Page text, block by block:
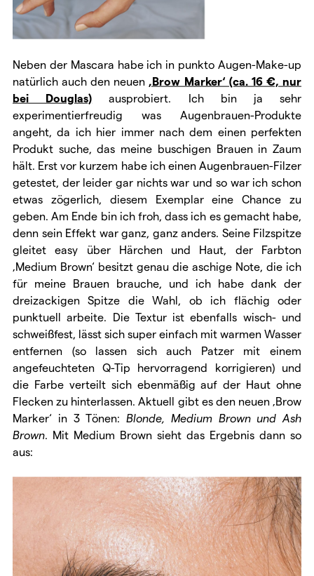
Neben der Mascara habe ich in punkto Augen-Make-up
natürlich auch den neuen ‚Brow Marker‘ (ca. 16 €, nur
bei Douglas) ausprobiert. Ich bin ja sehr
experimentierfreudig was Augenbrauen-Produkte
angeht, da ich hier immer nach dem einen perfekten
Produkt suche, das meine buschigen Brauen in Zaum
hält. Erst vor kurzem habe ich einen Augenbrauen-Filzer
getestet, der leider gar nichts war und so war ich schon
etwas zögerlich, diesem Exemplar eine Chance zu
geben. Am Ende bin ich froh, dass ich es gemacht habe,
denn sein Effekt war ganz, ganz anders. Seine Filzspitze
gleitet easy über Härchen und Haut, der Farbton
‚Medium Brown‘ besitzt genau die aschige Note, die ich
für meine Brauen brauche, und ich habe dank der
dreizackigen Spitze die Wahl, ob ich flächig oder
punktuell arbeite. Die Textur ist ebenfalls wisch- und
schweißfest, lässt sich super einfach mit warmen Wasser
entfernen (so lassen sich auch Patzer mit einem
angefeuchteten Q-Tip hervorragend korrigieren) und
die Farbe verteilt sich ebenmäßig auf der Haut ohne
Flecken zu hinterlassen. Aktuell gibt es den neuen ‚Brow
Marker‘ in 3 Tönen: Blonde, Medium Brown und Ash
Brown. Mit Medium Brown sieht das Ergebnis dann so
aus: